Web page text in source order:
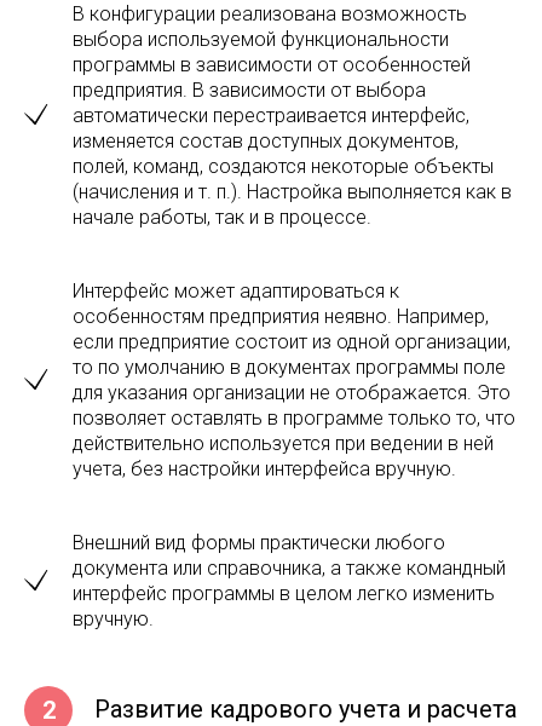
В конфигурации реализована возможность
выбора используемой функциональности
программы в зависимости от особенностей
предприятия. В зависимости от выбора
автоматически перестраивается интерфейс,
изменяется состав доступных документов,
полей, команд, создаются некоторые объекты
(начисления и т. п.). Настройка выполняется как в
начале работы, так и в процессе.
Интерфейс может адаптироваться к
особенностям предприятия неявно. Например,
если предприятие состоит из одной организации,
то по умолчанию в документах программы поле
для указания организации не отображается. Это
позволяет оставлять в программе только то, что
действительно используется при ведении в ней
учета, без настройки интерфейса вручную.
Внешний вид формы практически любого
документа или справочника, а также командный
интерфейс программы в целом легко изменить
вручную.
2
Развитие кадрового учета и расчета